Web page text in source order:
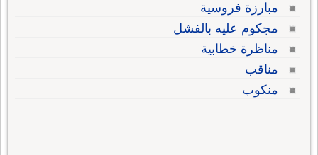
مبارزة فروسية
مجكوم عليه بالفشل
مناظرة خطابية
مناقب
منكوب